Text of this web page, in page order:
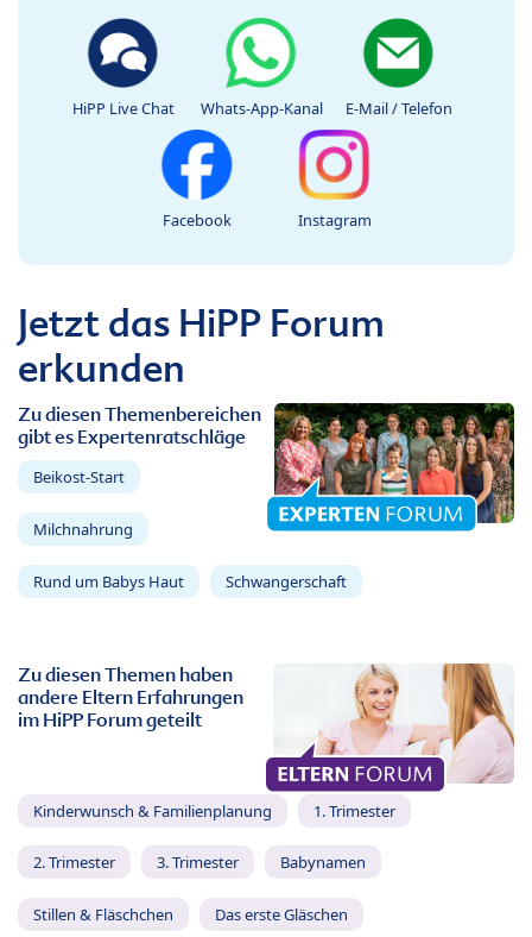
HiPP Live Chat Whats-App-Kanal E-Mail / Telefon
Facebook Instagram
Jetzt das HiPP Forum
erkunden
Zu diesen Themenbereichen
gibt es Expertenratschläge
Beikost-Start
Milchnahrung
Rund um Babys Haut Schwangerschaft
Zu diesen Themen haben
andere Eltern Erfahrungen
im HiPP Forum geteilt
Kinderwunsch & Familienplanung 1. Trimester
2. Trimester 3. Trimester Babynamen
Stillen & Fläschchen Das erste Gläschen